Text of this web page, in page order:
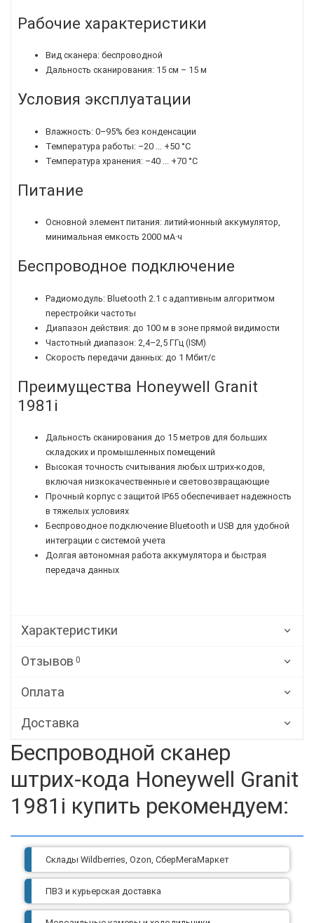
Рабочие характеристики
Вид сканера: беспроводной
Дальность сканирования: 15 см – 15 м
Условия эксплуатации
Влажность: 0–95% без конденсации
Температура работы: –20 ... +50 °C
Температура хранения: –40 ... +70 °C
Питание
Основной элемент питания: литий-ионный аккумулятор,
минимальная емкость 2000 мА·ч
Беспроводное подключение
Радиомодуль: Bluetooth 2.1 с адаптивным алгоритмом
перестройки частоты
Диапазон действия: до 100 м в зоне прямой видимости
Частотный диапазон: 2,4–2,5 ГГц (ISM)
Скорость передачи данных: до 1 Мбит/с
Преимущества Honeywell Granit
1981i
Дальность сканирования до 15 метров для больших
складских и промышленных помещений
Высокая точность считывания любых штрих-кодов,
включая низкокачественные и световозвращающие
Прочный корпус с защитой IP65 обеспечивает надежность
в тяжелых условиях
Беспроводное подключение Bluetooth и USB для удобной
интеграции с системой учета
Долгая автономная работа аккумулятора и быстрая
передача данных
Характеристики
Отзывов 0
Оплата
Доставка
Беспроводной сканер
штрих-кода Honeywell Granit
1981i купить рекомендуем:
Склады Wildberries, Ozon, СберМегаМаркет
ПВЗ и курьерская доставка